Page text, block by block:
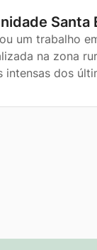
Santa
um trabalho
na zona
intensas dos